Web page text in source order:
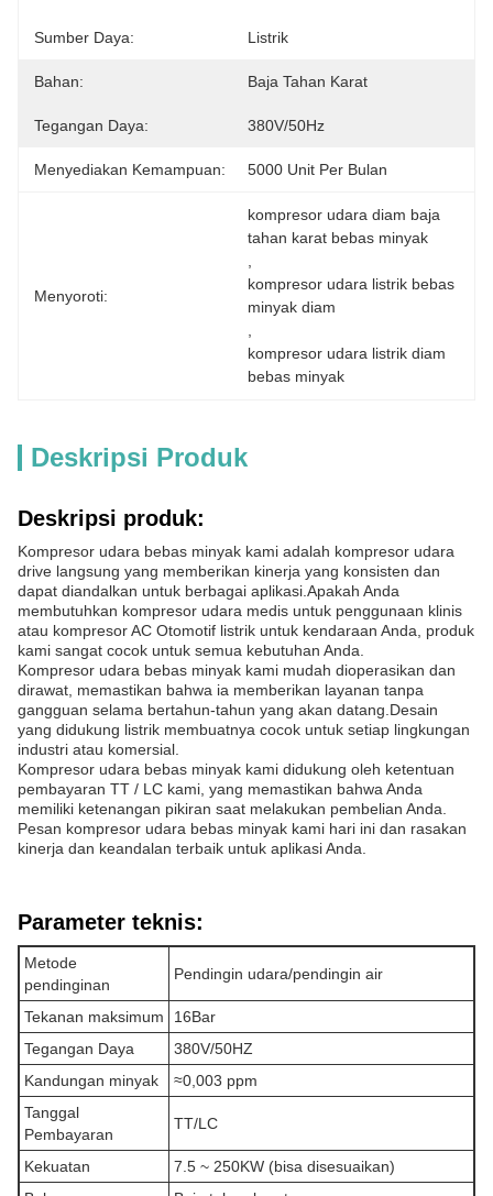
Sumber Daya: Listrik
Bahan: Baja Tahan Karat
Tegangan Daya: 380V/50Hz
Menyediakan Kemampuan: 5000 Unit Per Bulan
Menyoroti:
kompresor udara diam baja
tahan karat bebas minyak
kompresor udara listrik bebas
minyak diam
kompresor udara listrik diam
bebas minyak
Deskripsi Produk
Deskripsi produk:
Kompresor udara bebas minyak kami adalah kompresor udara
drive langsung yang memberikan kinerja yang konsisten dan
dapat diandalkan untuk berbagai aplikasi.Apakah Anda
membutuhkan kompresor udara medis untuk penggunaan klinis
atau kompresor AC Otomotif listrik untuk kendaraan Anda, produk
kami sangat cocok untuk semua kebutuhan Anda.
Kompresor udara bebas minyak kami mudah dioperasikan dan
dirawat, memastikan bahwa ia memberikan layanan tanpa
gangguan selama bertahun-tahun yang akan datang.Desain
yang didukung listrik membuatnya cocok untuk setiap lingkungan
industri atau komersial.
Kompresor udara bebas minyak kami didukung oleh ketentuan
pembayaran TT / LC kami, yang memastikan bahwa Anda
memiliki ketenangan pikiran saat melakukan pembelian Anda.
Pesan kompresor udara bebas minyak kami hari ini dan rasakan
kinerja dan keandalan terbaik untuk aplikasi Anda.
Parameter teknis:
Metode
pendinginan
Pendingin udara/pendingin air
Tekanan maksimum
16Bar
Tegangan Daya
380V/50HZ
Kandungan minyak
≈0,003 ppm
Tanggal
Pembayaran
TT/LC
Kekuatan
7.5 ~ 250KW (bisa disesuaikan)